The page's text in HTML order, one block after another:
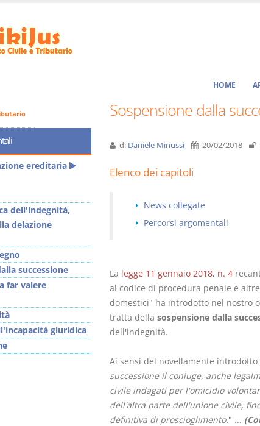
HOME
Sospensione dalla
di Daniele Minussi 20/02/2018
Elenco dei capitoli
News collegate
Percorsi argomentali
La legge 11 gennaio 2018, n. 4
al codice di procedura penale e
domestici" ha introdotto nel nostro
tratta della sospensione dalla
dell'indegnità.
Ai sensi del novellamente introdotto
successione il coniuge, anche
civile indagati per l'omicidio
dell'altra parte dell'unione civile,
definitiva di proscioglimento." ...
ereditaria
dell'indegnità,
delazione
successione
far valere
giuridica
Prescrizione e
Versione ebook€
relazione
D. Minussi
Versione
5,99 (iva incl.)